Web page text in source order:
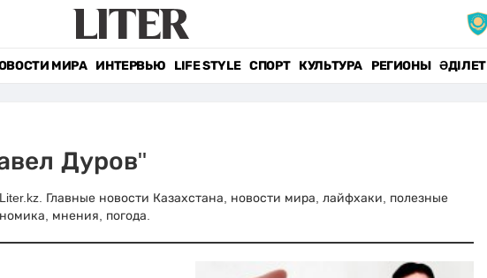
МИРА ИНТЕРВЬЮ LIFE STYLE СПОРТ КУЛЬТУРА РЕГИОНЫ ӘДІЛЕТ
Дуров"
Главные новости Казахстана, новости мира, лайфхаки, полезные
мнения, погода.